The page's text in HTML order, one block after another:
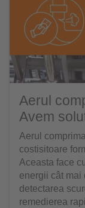
Aerul
Avem
Aerul
costisitoare
Aceasta face
energii cât mai
detectarea
remedierea